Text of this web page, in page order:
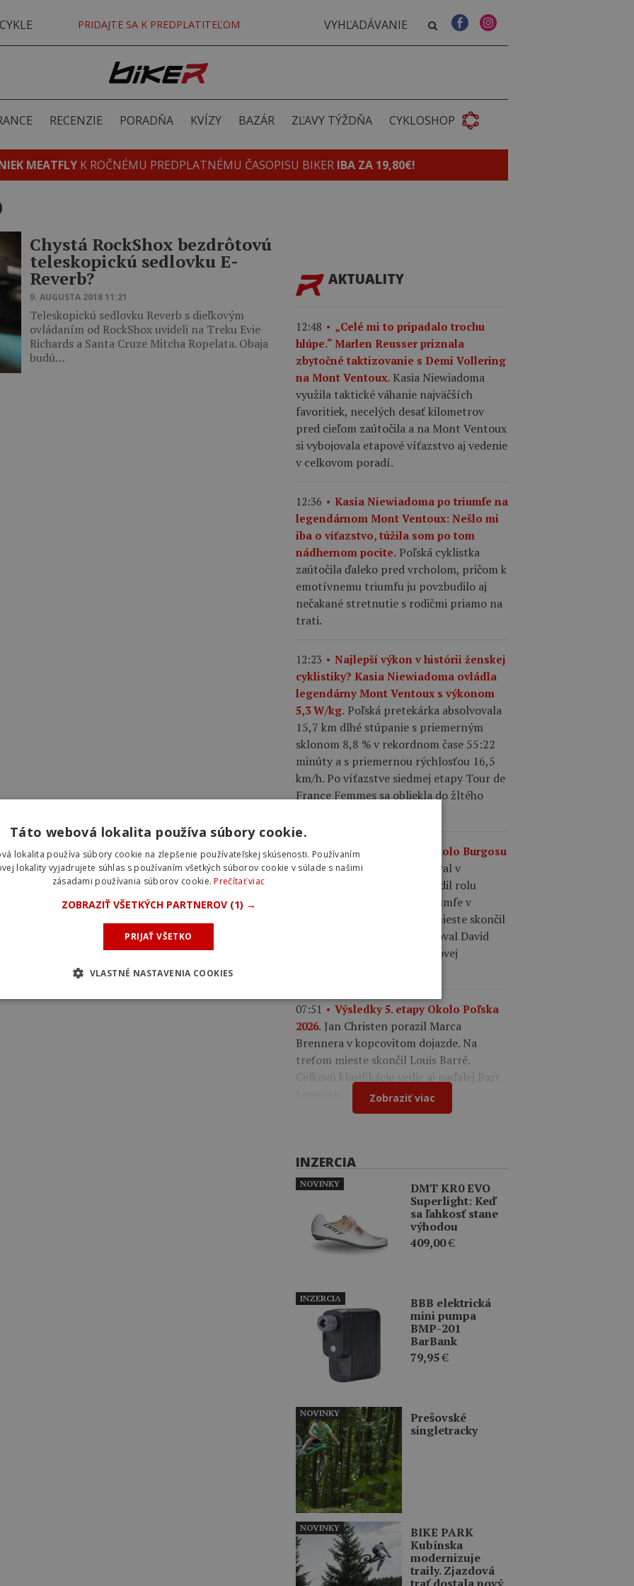
PRIDAJTE SA K PREDPLATITEĽOM
RECENZIE PORADŇA KVÍZY BAZÁR ZĽAVY TÝŽDŇA CYKLOSHOP
MEATFLY K ROČNÉMU PREDPLATNÉMU ČASOPISU BIKER IBA ZA 19,80€!
Chystá RockShox bezdrôtovú
teleskopickú sedlovku E-
Reverb?
9. AUGUSTA 2018 11:21
Teleskopickú sedlovku Reverb s dieľkovým
ovládaním od RockShox uvideli na Treku Evie
Richards a Santa Cruze Mitcha Ropelata. Obaja
budú…
AKTUALITY
12:48
„Celé mi to pripadalo trochu
hlúpe.“ Marlen Reusser priznala
zbytočné taktizovanie s Demi Vollering
na Mont Ventoux. Kasia Niewiadoma
využila taktické váhanie najväčších
favoritiek, necelých desať kilometrov
pred cieľom zaútočila a na Mont Ventoux
si vybojovala etapové víťazstvo aj vedenie
v celkovom poradí.
12:36
Kasia Niewiadoma po triumfe na
legendárnom Mont Ventoux: Nešlo mi
iba o víťazstvo, túžila som po tom
nádhernom pocite. Poľská cyklistka
zaútočila ďaleko pred vrcholom, pričom k
emotívnemu triumfu ju povzbudilo aj
nečakané stretnutie s rodičmi priamo na
trati.
12:23
Najlepší výkon v histórii ženskej
cyklistiky? Kasia Niewiadoma ovládla
legendárny Mont Ventoux s výkonom
5,3 W/kg. Poľská pretekárka absolvovala
15,7 km dlhé stúpanie s priemerným
sklonom 8,8 % v rekordnom čase 55:22
minúty a s priemernou rýchlosťou 16,5
km/h. Po víťazstve siedmej etapy Tour de
France Femmes sa obliekla do žltého
08:00
Výsledky 4. etapy Okolo Burgosu
2026. Matthew Brennan vyhral v
hromadnom šprinte a potvrdil rolu
najlepšieho šprintéra po triumfe v
úvodnej etape. Na druhom mieste skončil
Laurence Pithie a tretí finišoval David
González. V drese lídra celkovej
07:51
Výsledky 5. etapy Okolo Poľska
2026. Jan Christen porazil Marca
Brennera v kopcovitom dojazde. Na
treťom mieste skončil Louis Barré.
Celkovú klasifikáciu vedie aj naďalej Bart
Zobraziť viac
INZERCIA
DMT KR0 EVO
Superlight: Keď
sa ľahkosť stane
výhodou
409,00€
NOVINKY
BBB elektrická
mini pumpa
BMP-201
BarBank
79,95€
INZERCIA
Prešovské
singletracky
NOVINKY
BIKE PARK
Kubínska
modernizuje
traily. Zjazdová
NOVINKY
Táto webová lokalita používa súbory cookie.
lokalita používa súbory cookie na zlepšenie používateľskej skúsenosti. Používaním
lokality vyjadrujete súhlas s používaním všetkých súborov cookie v súlade s našimi
zásadami používania súborov cookie.Prečítať viac
ZOBRAZIŤ VŠETKÝCH PARTNEROV (1) →
PRIJAŤ VŠETKO
VLASTNÉ NASTAVENIA COOKIES